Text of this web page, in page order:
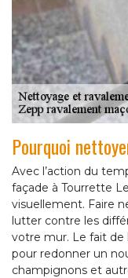
Pourquoi
Avec l’action du
façade à Tourrette
visuellement. Faire
lutter contre les
votre mur. Le fait
pour redonner un
champignons et